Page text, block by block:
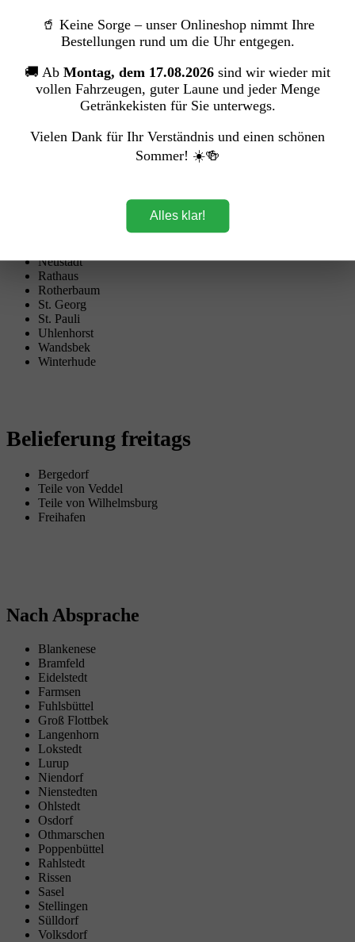
Tägliche Belieferung
Montag bis Freitag
Alsterdorf
Altstadt
Barmbek
City Nord
Neustadt
Rathaus
Rotherbaum
St. Georg
St. Pauli
Uhlenhorst
Wandsbek
Winterhude
Belieferung freitags
Bergedorf
Teile von Veddel
Teile von Wilhelmsburg
Freihafen
Nach Absprache
Blankenese
Bramfeld
Eidelstedt
Farmsen
Fuhlsbüttel
Groß Flottbek
Langenhorn
Lokstedt
Lurup
Niendorf
Nienstedten
Ohlstedt
Osdorf
Othmarschen
Poppenbüttel
Rahlstedt
Rissen
Sasel
Stellingen
Sülldorf
Volksdorf
🥤 Keine Sorge – unser Onlineshop nimmt Ihre
Bestellungen rund um die Uhr entgegen.
🚚 Ab Montag, dem 17.08.2026 sind wir wieder mit
vollen Fahrzeugen, guter Laune und jeder Menge
Getränkekisten für Sie unterwegs.
Vielen Dank für Ihr Verständnis und einen schönen
Sommer! ☀️🍻
Alles klar!